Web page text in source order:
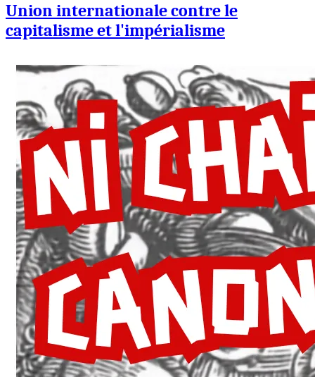
Union internationale contre le
capitalisme et l'impérialisme